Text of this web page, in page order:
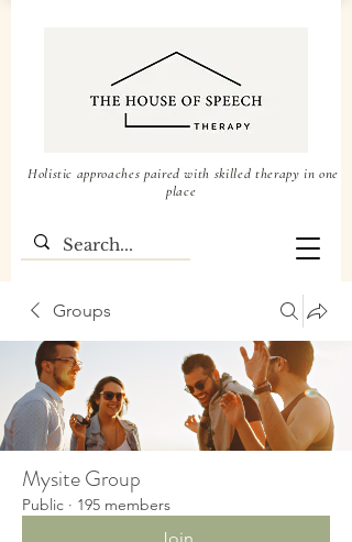
Holistic approaches paired with skilled therapy in one
place
Groups
Mysite Group
Public · 195 members